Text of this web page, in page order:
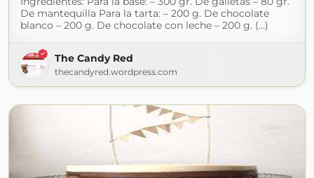
De mantequilla Para la tarta: – 200 g. De chocolate
blanco – 200 g. De chocolate con leche – 200 g. (...)
The Candy Red
thecandyred.wordpress.com